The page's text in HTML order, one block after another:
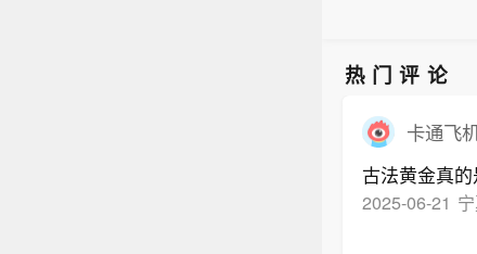
关情
热门评论
卡通飞
古法黄金真
2025-06-21